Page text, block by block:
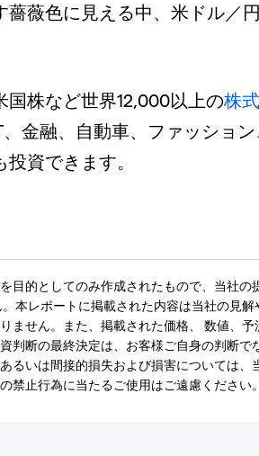
薇色に見える中、米ドル／
国株など世界12,000以上の株式
金融、自動車、ファッショ
資できます。
目的としてのみ作成されたもので、当社
本レポートに掲載された内容は当社の見
ません。また、掲載された価格、 数値、
判断の最終決定は、お客様ご自身の判断
るいは間接的損失および損害については、
禁止行為に当たるご使用はご遠慮ください。